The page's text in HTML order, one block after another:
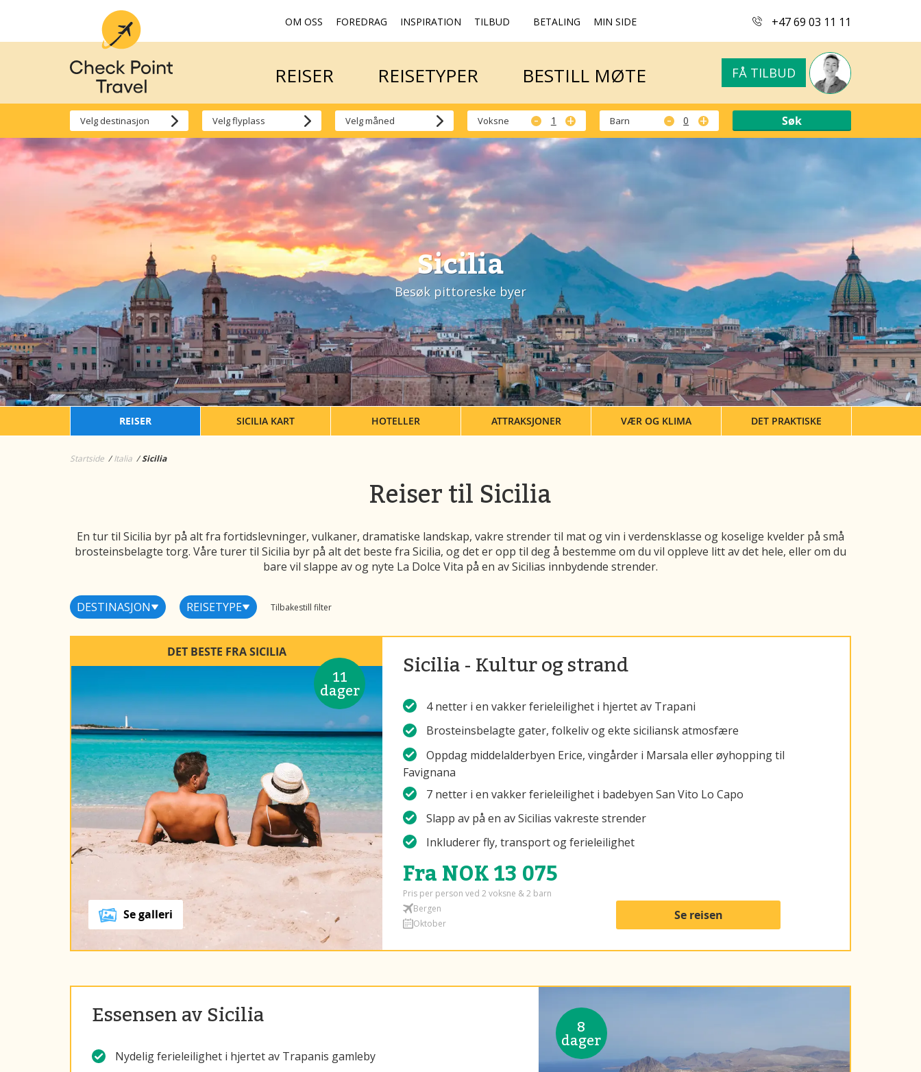
+47 69 03 11 11
OM OSS FOREDRAG INSPIRATION TILBUD BETALING MIN SIDE
REISER REISETYPER BESTILL MØTE FÅ TILBUD
REISER REISETYPER BESTILL MØTE FÅ TILBUD
Voksne - + Barn - +
Sicilia
Besøk pittoreske byer
REISER SICILIA KART HOTELLER ATTRAKSJONER VÆR OG KLIMA DET PRAKTISKE
Startside Italia Sicilia
Reiser til Sicilia
En tur til Sicilia byr på alt fra fortidslevninger, vulkaner, dramatiske landskap, vakre strender til mat og vin i verdensklasse og koselige kvelder på små
brosteinsbelagte torg. Våre turer til Sicilia byr på alt det beste fra Sicilia, og det er opp til deg å bestemme om du vil oppleve litt av det hele, eller om du
bare vil slappe av og nyte La Dolce Vita på en av Sicilias innbydende strender.
DESTINASJON REISETYPE Tilbakestill filter
11
dager
DET BESTE FRA SICILIA
Se galleri
Sicilia - Kultur og strand
4 netter i en vakker ferieleilighet i hjertet av Trapani
Brosteinsbelagte gater, folkeliv og ekte siciliansk atmosfære
Oppdag middelalderbyen Erice, vingårder i Marsala eller øyhopping til
Favignana
7 netter i en vakker ferieleilighet i badebyen San Vito Lo Capo
Slapp av på en av Sicilias vakreste strender
Inkluderer fly, transport og ferieleilighet
Fra NOK 13 075
Pris per person ved 2 voksne & 2 barn
Bergen
Oktober
Se reisen
8
dager
Essensen av Sicilia
Nydelig ferieleilighet i hjertet av Trapanis gamleby